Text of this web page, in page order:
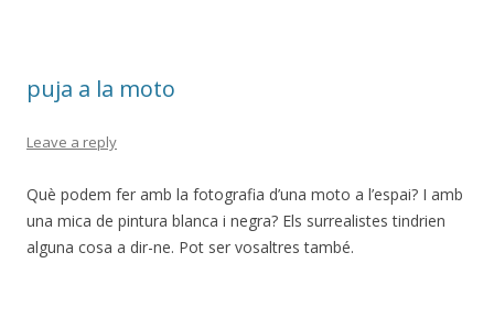
puja a la moto
Leave a reply
Què podem fer amb la fotografia d’una moto a l’espai? I amb
una mica de pintura blanca i negra? Els surrealistes tindrien
alguna cosa a dir-ne. Pot ser vosaltres també.